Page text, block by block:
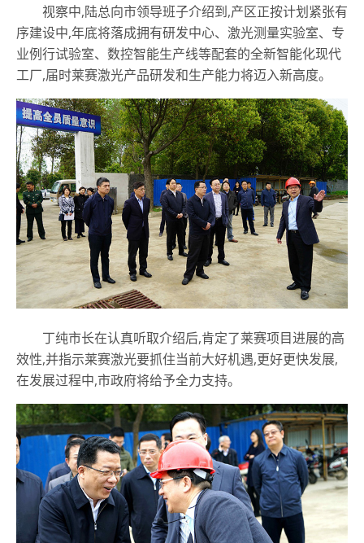
视察中,陆总向市领导班子介绍到,产区正按计划紧张有
序建设中,年底将落成拥有研发中心、激光测量实验室、专
业例行试验室、数控智能生产线等配套的全新智能化现代
工厂,届时莱赛激光产品研发和生产能力将迈入新高度。
丁纯市长在认真听取介绍后,肯定了莱赛项目进展的高
效性,并指示莱赛激光要抓住当前大好机遇,更好更快发展,
在发展过程中,市政府将给予全力支持。